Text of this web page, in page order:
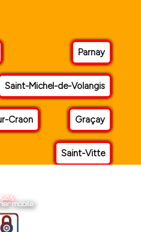
Parnay
Saint-Michel-de-Volangis
Craon Graçay
Saint-Vitte
Hugon
s.o.smobile